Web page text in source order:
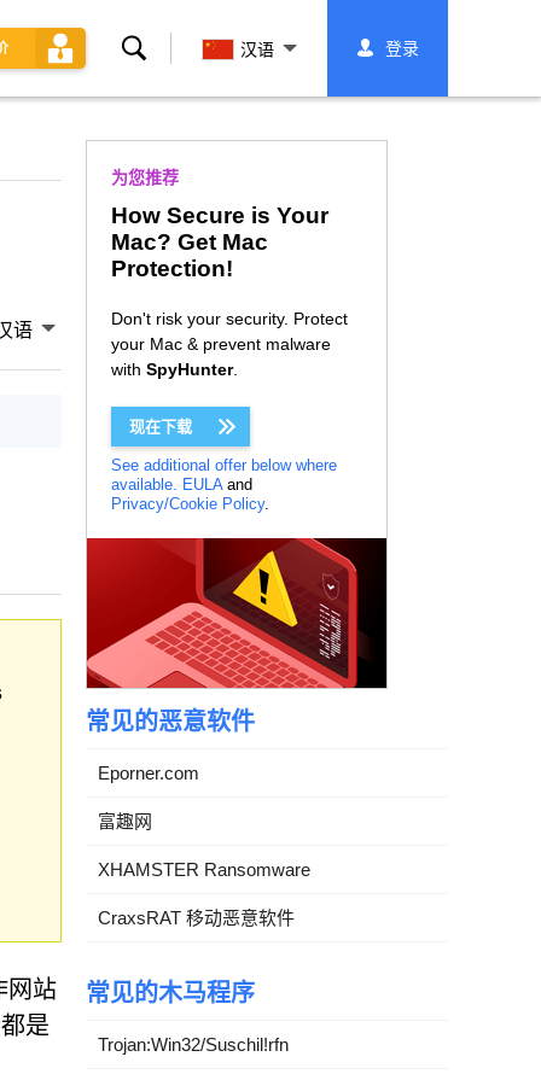
搜
汉语 登录
语
网站
是
为您推荐
How Secure is Your
Mac? Get Mac
Protection!
Don't risk your security. Protect
your Mac & prevent malware
with SpyHunter.
现在下载
See additional offer below where
available. EULAand
Privacy/Cookie Policy.
常见的恶意软件
Eporner.com
富趣网
XHAMSTER Ransomware
CraxsRAT 移动恶意软件
常见的木马程序
Trojan:Win32/Suschil!rfn